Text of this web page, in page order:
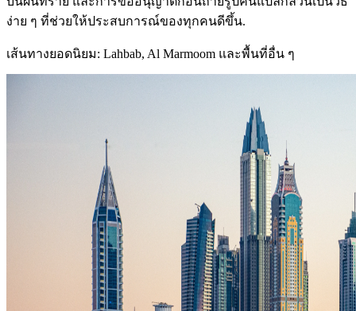
ง่าย ๆ ที่ช่วยให้ประสบการณ์ของทุกคนดีขึ้น.
เส้นทางยอดนิยม: Lahbab, Al Marmoom และพื้นที่อื่น ๆ